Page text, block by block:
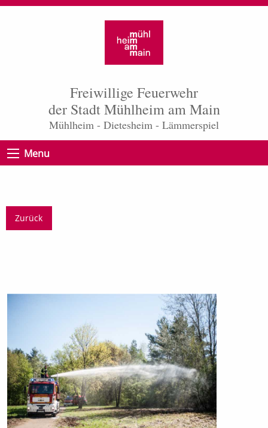
Freiwillige Feuerwehr
der Stadt Mühlheim am Main
Mühlheim - Dietesheim - Lämmerspiel
Menu
Zurück